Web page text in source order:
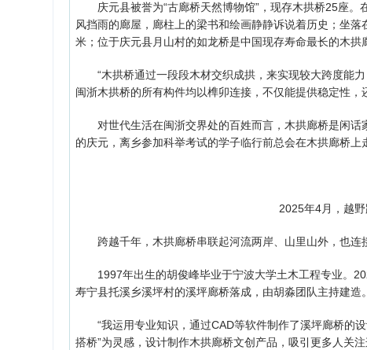
庆元县被誉为“古廊桥天然博物馆”，现存木拱桥25座。
风挡雨的廊屋，廊柱上的梁书和绘画静静诉说着历史；坐
米；位于庆元县月山村的如龙桥是中国现存寿命最长的木
“木拱桥通过一段段木材交织成拱，来实现较大跨度能力
闽浙木拱桥的所有构件均以榫卯连接，不仅能提供稳定性
对世代生活在闽浙交界处的百姓而言，木拱廊桥是闲话
的庆元，离乡参加科举考试的学子临行前总会在木拱廊桥上
2025年4月，越
跨越千年，木拱廊桥串联起河流两岸、山里山外，也连
1997年出生的胡俊峰毕业于宁波大学土木工程专业。
寿宁县托溪乡溪坪村的溪坪廊桥落成，由胡淼团队主持建造。
“我运用专业知识，通过CAD等软件制作了溪坪廊桥的设
搭桥”为灵感，设计制作木拱廊桥文创产品，吸引更多人关注